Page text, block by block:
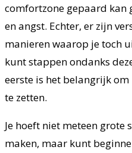
comfortzone gepaard kan
en angst. Echter, er zijn
manieren waarop je toch
kunt stappen ondanks
eerste is het belangrijk
te zetten.
Je hoeft niet meteen grote
maken, maar kunt